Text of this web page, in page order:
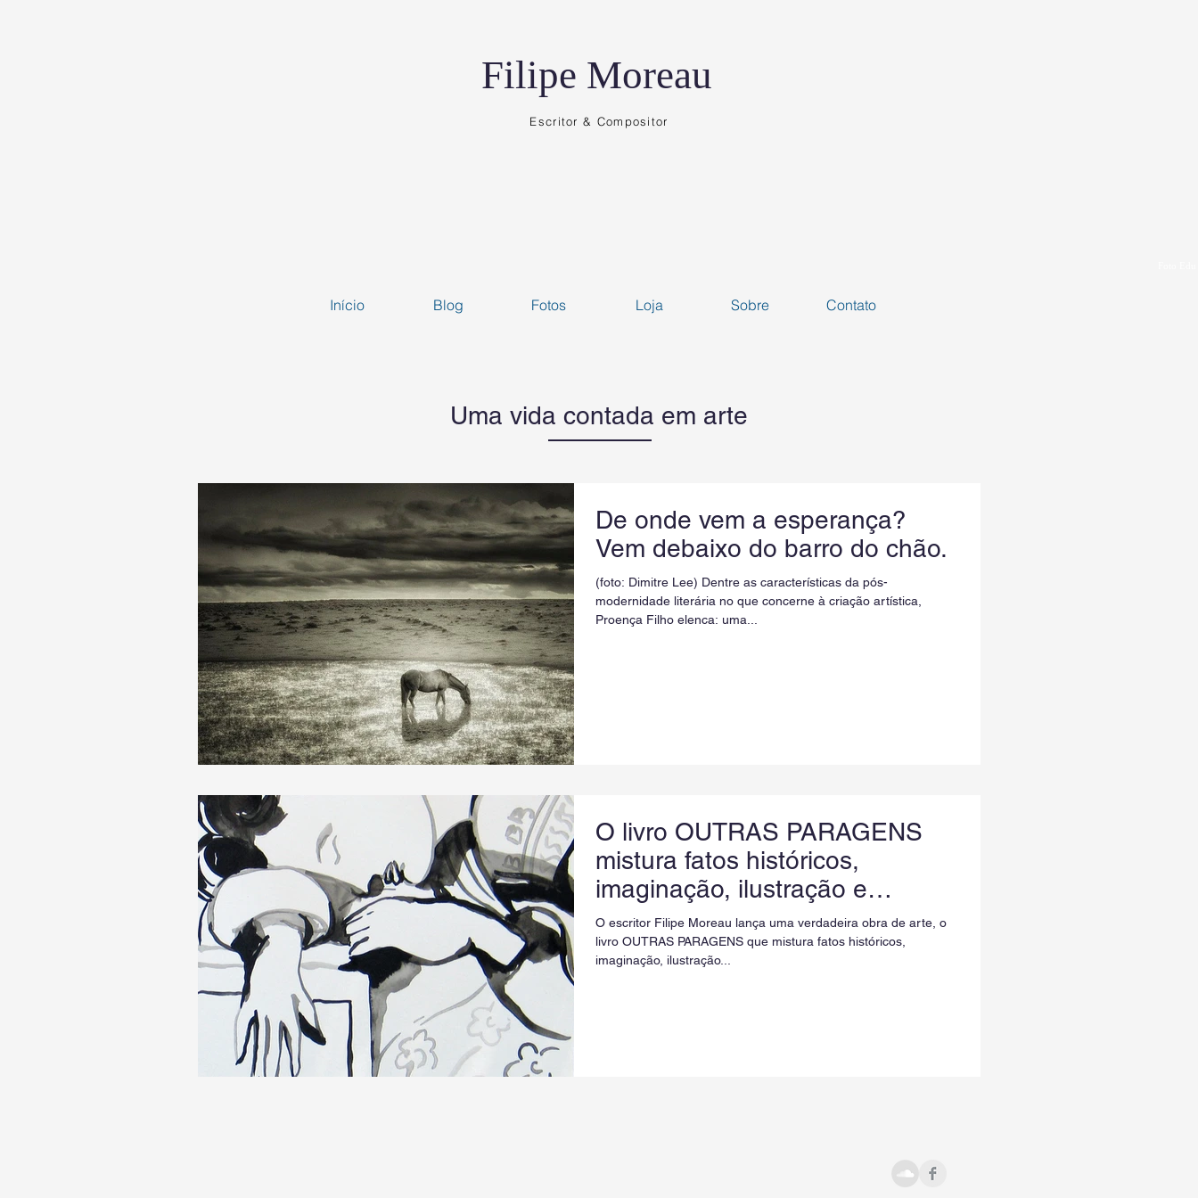
Escritor & Compositor
Filipe Moreau
Início Blog Fotos Loja Sobre Contato
Uma vida contada em arte
De onde vem a esperança?
Vem debaixo do barro do chão.
(foto: Dimitre Lee) Dentre as características da pós-
modernidade literária no que concerne à criação artística,
Proença Filho elenca: uma...
O livro OUTRAS PARAGENS
mistura fatos históricos,
imaginação, ilustração e
fotografia.
O escritor Filipe Moreau lança uma verdadeira obra de arte, o
livro OUTRAS PARAGENS que mistura fatos históricos,
imaginação, ilustração...